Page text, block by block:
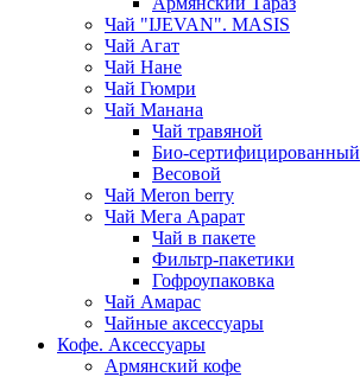
Чай "IJEVAN". MASIS
Чай Агат
Чай Нане
Чай Гюмри
Чай Манана
Чай травяной
Био-сертифицированный
Весовой
Чай Meron berry
Чай Мега Арарат
Чай в пакете
Фильтр-пакетики
Гофроупаковка
Чай Амарас
Чайные аксессуары
Кофе. Аксессуары
Армянский кофе